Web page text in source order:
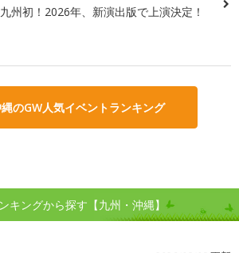
九州初！2026年、新演出版で上演決定！
のGW人気イベントランキング
キングから探す【九州・沖縄】